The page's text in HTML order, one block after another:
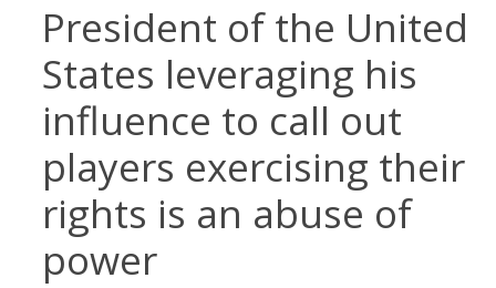
President of the United
States leveraging his
influence to call out
players exercising their
rights is an abuse of
power